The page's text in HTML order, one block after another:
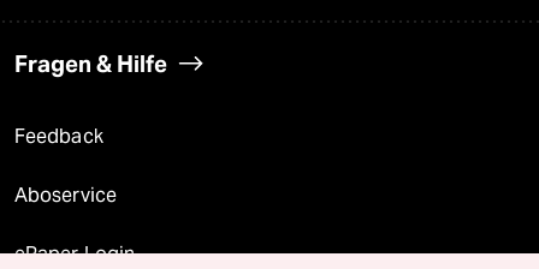
Fragen & Hilfe
Feedback
Aboservice
ePaper Login